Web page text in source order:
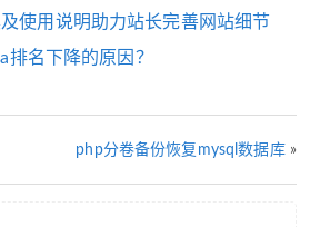
使用说明助力站长完善网站细节
排名下降的原因？
php分卷备份恢复mysql数据库»